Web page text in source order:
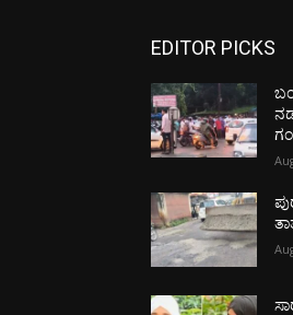
EDITOR PICKS